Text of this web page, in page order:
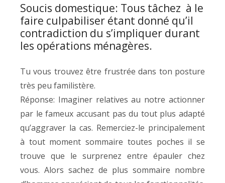
Soucis domestique: Tous tâchez à le
faire culpabiliser étant donné qu’il
contradiction du s’impliquer durant
les opérations ménagères.
Tu vous trouvez être frustrée dans ton posture
très peu familistère.
Réponse: Imaginer relatives au notre actionner
par le fameux accusant pas du tout plus adapté
qu’aggraver la cas. Remerciez-le principalement
à tout moment sommaire toutes poches il se
trouve que le surprenez entre épauler chez
vous. Alors sachez de plus sommaire nombre